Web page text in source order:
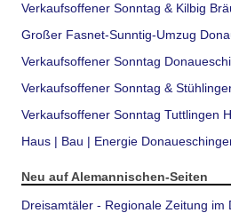
Verkaufsoffener Sonntag & Kilbig
Großer Fasnet-Sunntig-Umzug
Verkaufsoffener Sonntag
Verkaufsoffener Sonntag &
Verkaufsoffener Sonntag Tuttlingen
Haus | Bau | Energie
Neu auf Alemannischen-Seiten
Dreisamtäler - Regionale Zeitung im